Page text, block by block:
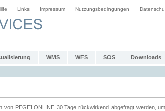
Links Impressum Nutzungsbedingungen
WMS WFS SOS Downloads
PEGELONLINE 30 Tage rückwirkend abgefragt werden,